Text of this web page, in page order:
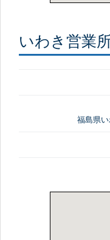
いわき営業
福島県